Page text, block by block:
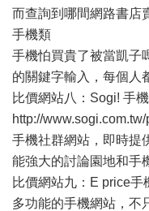
而查詢到哪間網路書店
手機類
手機怕買貴了被當凱子
的關鍵字輸入，每個人
比價網站八：Sogi! 手
http://
手機社群網站，即時提
能強大的討論園地和手
比價網站九：E price手
多功能的手機網站，不